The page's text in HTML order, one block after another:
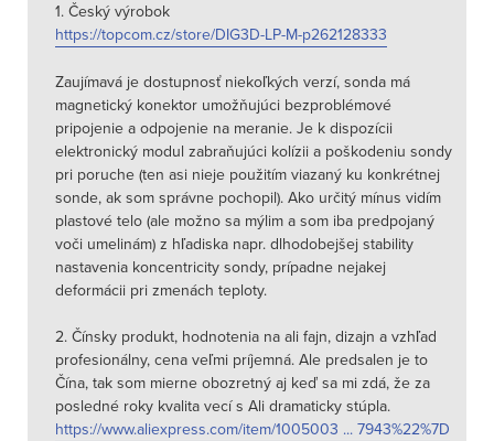
1. Český výrobok
https://topcom.cz/store/DIG3D-LP-M-p262128333
Zaujímavá je dostupnosť niekoľkých verzí, sonda má
magnetický konektor umožňujúci bezproblémové
pripojenie a odpojenie na meranie. Je k dispozícii
elektronický modul zabraňujúci kolízii a poškodeniu sondy
pri poruche (ten asi nieje použitím viazaný ku konkrétnej
sonde, ak som správne pochopil). Ako určitý mínus vidím
plastové telo (ale možno sa mýlim a som iba predpojaný
voči umelinám) z hľadiska napr. dlhodobejšej stability
nastavenia koncentricity sondy, prípadne nejakej
deformácii pri zmenách teploty.
2. Čínsky produkt, hodnotenia na ali fajn, dizajn a vzhľad
profesionálny, cena veľmi príjemná. Ale predsalen je to
Čína, tak som mierne obozretný aj keď sa mi zdá, že za
posledné roky kvalita vecí s Ali dramaticky stúpla.
https://www.aliexpress.com/item/1005003 ... 7943%22%7D